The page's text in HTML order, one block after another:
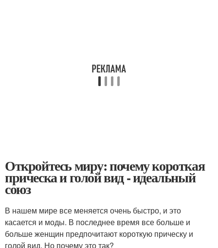
Откройтесь миру: почему короткая
прическа и голой вид - идеальный
союз
В нашем мире все меняется очень быстро, и это
касается и моды. В последнее время все больше и
больше женщин предпочитают короткую прическу и
голой вид. Но почему это так?